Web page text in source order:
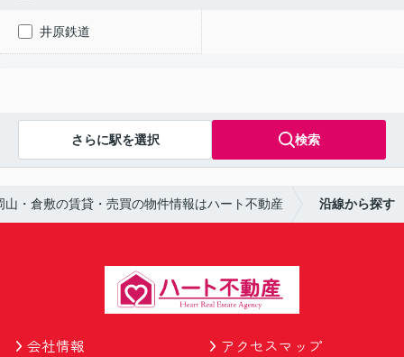
井原鉄道
さらに駅を選択 検索
山・倉敷の賃貸・売買の物件情報はハート不動産 沿線から探す
会社情報
アクセスマップ